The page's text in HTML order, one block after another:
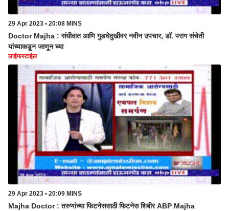
29 Apr 2023 • 20:08 MINS
Doctor Majha : संधीवात आणि गुडघेदुखीवर नवीन उपचार, डॉ. पराग संचेती
यांच्याकडून जाणून घ्या
लाईफस्टाईल
29 Apr 2023 • 20:09 MINS
Majha Doctor : तरुणांच्या फिटनेससाठी फिटनेस शिबीर ABP Majha